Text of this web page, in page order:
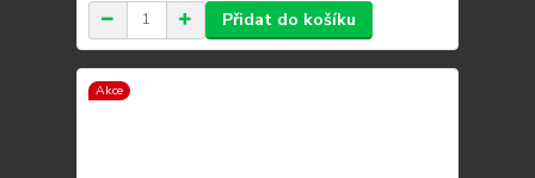
Přidat do košíku
Akce